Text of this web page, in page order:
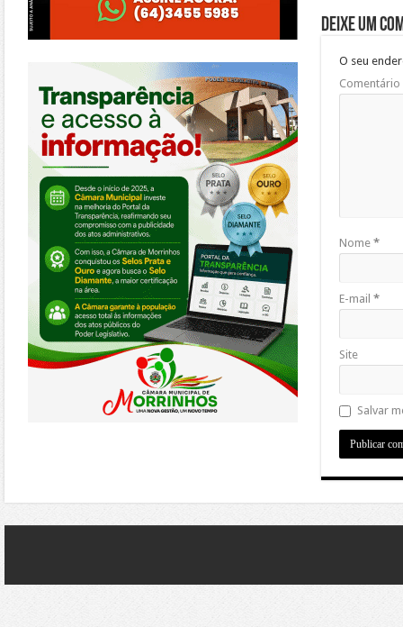
Deixe um
O seu
Comentário
Nome *
E-mail *
Site
Salvar
https://morrinhos.go.leg.br/